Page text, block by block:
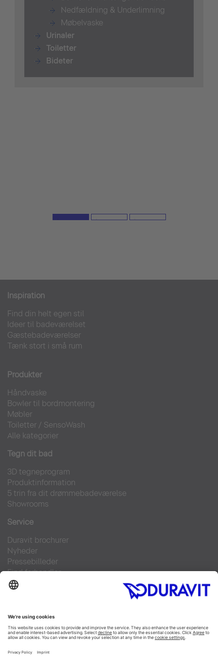
Nedfældning & Underlimning
Møbelvaske
Urinaler
Toiletter
Bideter
Inspiration
Find din helt egen stil
Ideer til badeværelset
Gæstebadeværelser
Tænk stort i små rum
Produkter
Håndvaske
Bowler til bordmontering
Møbler
Toiletter / SensoWash
Alle kategorier
Tegn dit bad
3D tegneprogram
Produktinformation
5 trin fra dit drømmebadeværelse
Showrooms
Service
Duravit brochurer
Nyheder
Pressebilleder
Find forhandler
Kontakt
Facebook
Instagram
Pinterest